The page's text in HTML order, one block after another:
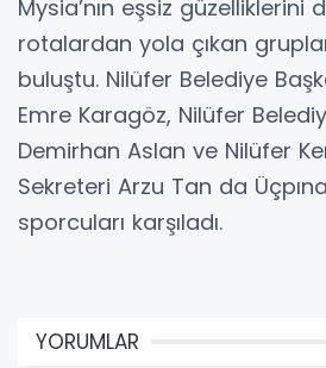
Mysia’nın eşsiz güzelliklerini
rotalardan yola çıkan
buluştu. Nilüfer Belediye
Emre Karagöz, Nilüfer
Demirhan Aslan ve Nilüfer
Sekreteri Arzu Tan da
sporcuları karşıladı.
YORUMLAR